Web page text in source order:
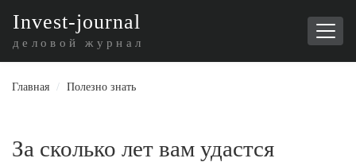
Invest-journal
деловой журнал
Главная / Полезно знать
За сколько лет вам удастся